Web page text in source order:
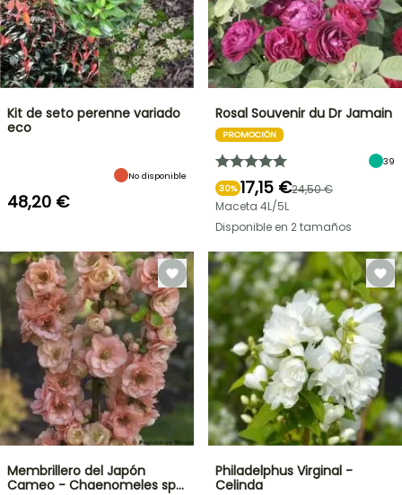
Kit de seto perenne variado
eco
No disponible
48,20 €
Rosal Souvenir du Dr Jamain
PROMOCIÓN
39
30% 17,15 €24,50 €
Maceta 4L/5L
Disponible en 2 tamaños
Membrillero del Japón
Cameo - Chaenomeles sp…
Philadelphus Virginal -
Celinda